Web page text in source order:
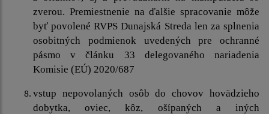
zverou. Premiestnenie na ďalšie spracovanie môže
byť povolené RVPS Dunajská Streda len za splnenia
osobitných podmienok uvedených pre ochranné
pásmo v článku 33 delegovaného nariadenia
Komisie (EÚ) 2020/687
vstup nepovolaných osôb do chovov hovädzieho
dobytka, oviec, kôz, ošípaných a iných